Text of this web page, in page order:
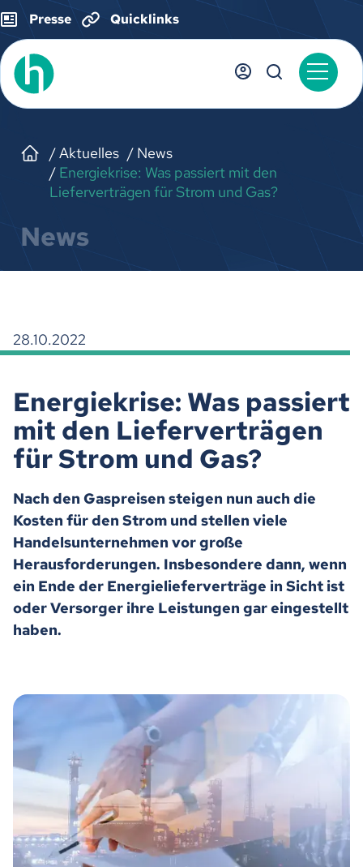
Presse Quicklinks
Aktuelles
News
Energiekrise: Was passiert mit den
Lieferverträgen für Strom und Gas?
News
28.10.2022
Energiekrise: Was passiert
mit den Lieferverträgen
für Strom und Gas?
Nach den Gaspreisen steigen nun auch die
Kosten für den Strom und stellen viele
Handelsunternehmen vor große
Herausforderungen. Insbesondere dann, wenn
ein Ende der Energielieferverträge in Sicht ist
oder Versorger ihre Leistungen gar eingestellt
haben.